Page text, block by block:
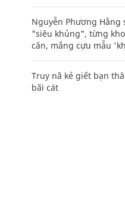
Nguyễn Phương Hằng
"siêu khủng", từng
cân, mắng cựu mẫu
Truy nã kẻ giết bạn
bãi cát